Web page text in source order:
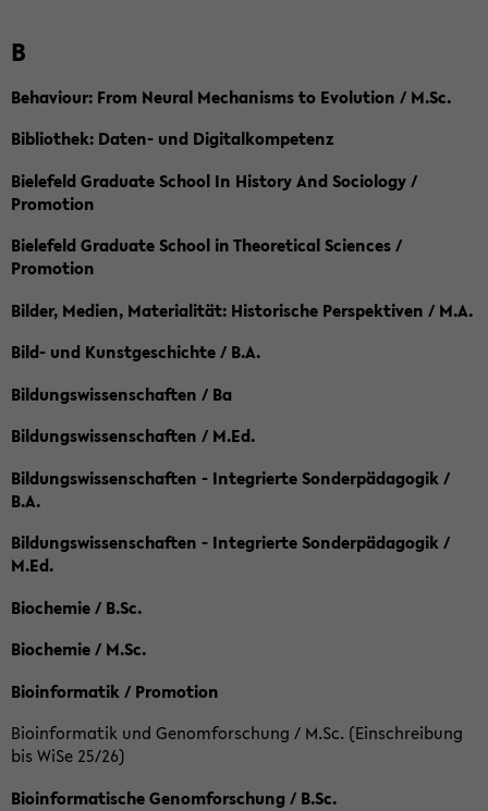
B
Behaviour: From Neural Mechanisms to Evolution / M.Sc.
Bibliothek: Daten- und Digitalkompetenz
Bielefeld Graduate School In History And Sociology /
Promotion
Bielefeld Graduate School in Theoretical Sciences /
Promotion
Bilder, Medien, Materialität: Historische Perspektiven / M.A.
Bild- und Kunstgeschichte / B.A.
Bildungswissenschaften / Ba
Bildungswissenschaften / M.Ed.
Bildungswissenschaften - Integrierte Sonderpädagogik /
B.A.
Bildungswissenschaften - Integrierte Sonderpädagogik /
M.Ed.
Biochemie / B.Sc.
Biochemie / M.Sc.
Bioinformatik / Promotion
Bioinformatik und Genomforschung / M.Sc. (Einschreibung
bis WiSe 25/26)
Bioinformatische Genomforschung / B.Sc.